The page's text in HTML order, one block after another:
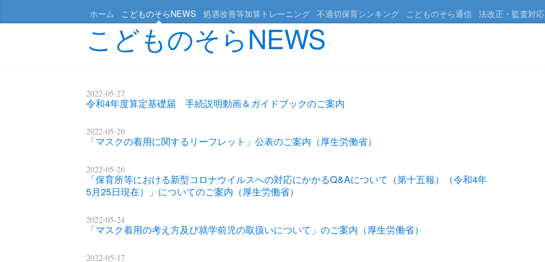
ホーム こどものそらNEWS 処遇改善等加算トレーニング 不適切保育シンキング こどものそら通信 法改正・監査対応
こどものそらNEWS
2022-05-27
令和4年度算定基礎届 手続説明動画＆ガイドブックのご案内
2022-05-26
「マスクの着用に関するリーフレット」公表のご案内（厚生労働省）
2022-05-26
「保育所等における新型コロナウイルスへの対応にかかるQ&Aについて（第十五報）（令和4年
5月25日現在）」についてのご案内（厚生労働省）
2022-05-24
「マスク着用の考え方及び就学前児の取扱いについて」のご案内（厚生労働省）
2022-05-17